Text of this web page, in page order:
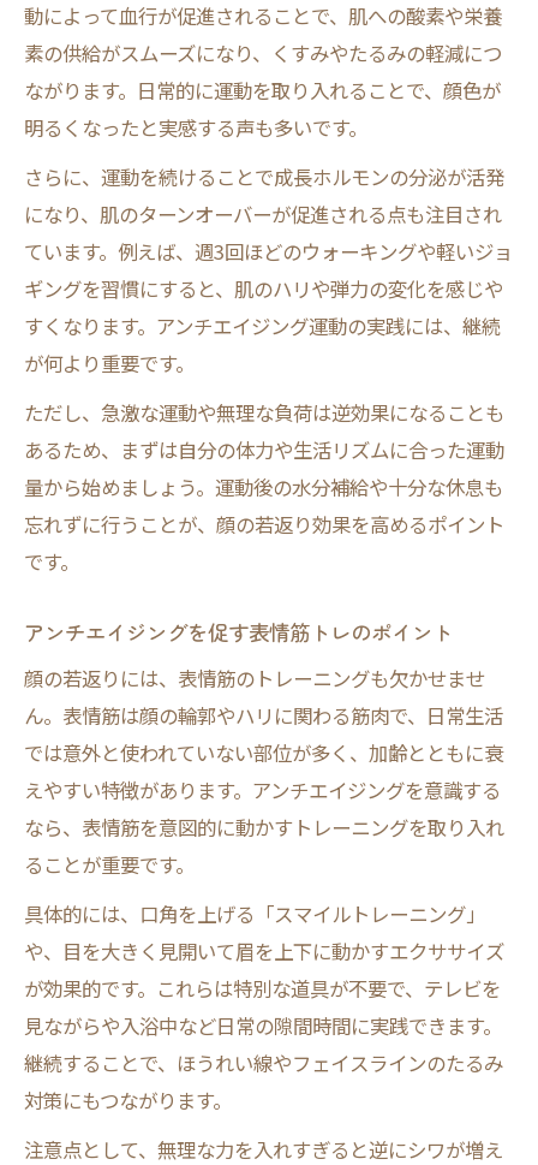
動によって血行が促進されることで、肌への酸素や栄養
素の供給がスムーズになり、くすみやたるみの軽減につ
ながります。日常的に運動を取り入れることで、顔色が
明るくなったと実感する声も多いです。
さらに、運動を続けることで成長ホルモンの分泌が活発
になり、肌のターンオーバーが促進される点も注目され
ています。例えば、週3回ほどのウォーキングや軽いジョ
ギングを習慣にすると、肌のハリや弾力の変化を感じや
すくなります。アンチエイジング運動の実践には、継続
が何より重要です。
ただし、急激な運動や無理な負荷は逆効果になることも
あるため、まずは自分の体力や生活リズムに合った運動
量から始めましょう。運動後の水分補給や十分な休息も
忘れずに行うことが、顔の若返り効果を高めるポイント
です。
アンチエイジングを促す表情筋トレのポイント
顔の若返りには、表情筋のトレーニングも欠かせませ
ん。表情筋は顔の輪郭やハリに関わる筋肉で、日常生活
では意外と使われていない部位が多く、加齢とともに衰
えやすい特徴があります。アンチエイジングを意識する
なら、表情筋を意図的に動かすトレーニングを取り入れ
ることが重要です。
具体的には、口角を上げる「スマイルトレーニング」
や、目を大きく見開いて眉を上下に動かすエクササイズ
が効果的です。これらは特別な道具が不要で、テレビを
見ながらや入浴中など日常の隙間時間に実践できます。
継続することで、ほうれい線やフェイスラインのたるみ
対策にもつながります。
注意点として、無理な力を入れすぎると逆にシワが増え